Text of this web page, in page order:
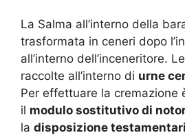
La Salma all’interno della
trasformata in ceneri dopo
all’interno dell’inceneritore.
raccolte all’interno di urne
Per effettuare la cremazione
il modulo sostitutivo di
la disposizione